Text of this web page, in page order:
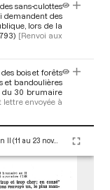
sans-culottes
demandent des
lors de la
[Renvoi aux
bois et forêts
et bandoulières
du 30 brumaire
lettre envoyée à
Tome LXXIX - Du 21 brumaire au 3 frimaire an II (11 au 23 novembre 1793)